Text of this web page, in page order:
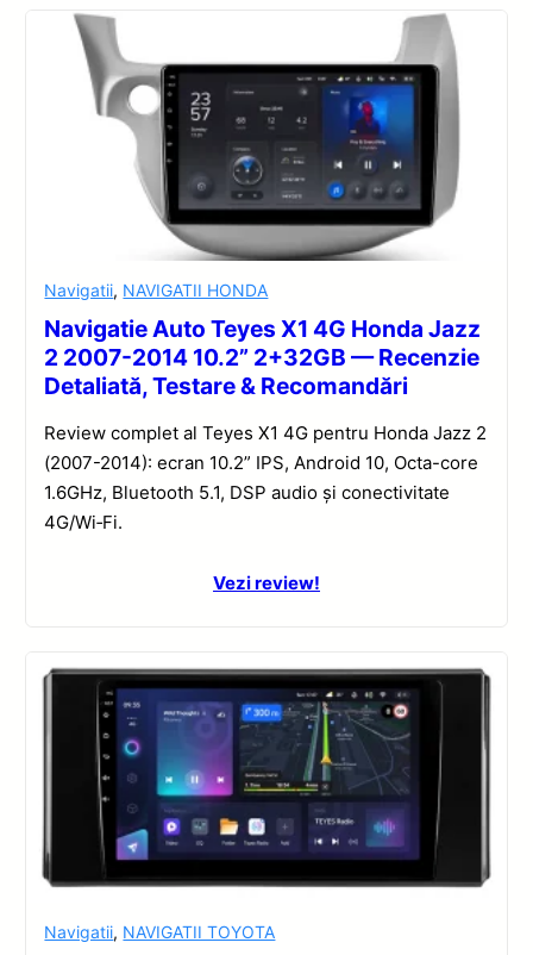
Navigatii, NAVIGATII HONDA
Navigatie Auto Teyes X1 4G Honda Jazz
2 2007-2014 10.2” 2+32GB — Recenzie
Detaliată, Testare & Recomandări
Review complet al Teyes X1 4G pentru Honda Jazz 2
(2007-2014): ecran 10.2” IPS, Android 10, Octa-core
1.6GHz, Bluetooth 5.1, DSP audio și conectivitate
4G/Wi‑Fi.
Vezi review!
Navigatii, NAVIGATII TOYOTA